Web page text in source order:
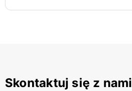
Skontaktuj się z nami